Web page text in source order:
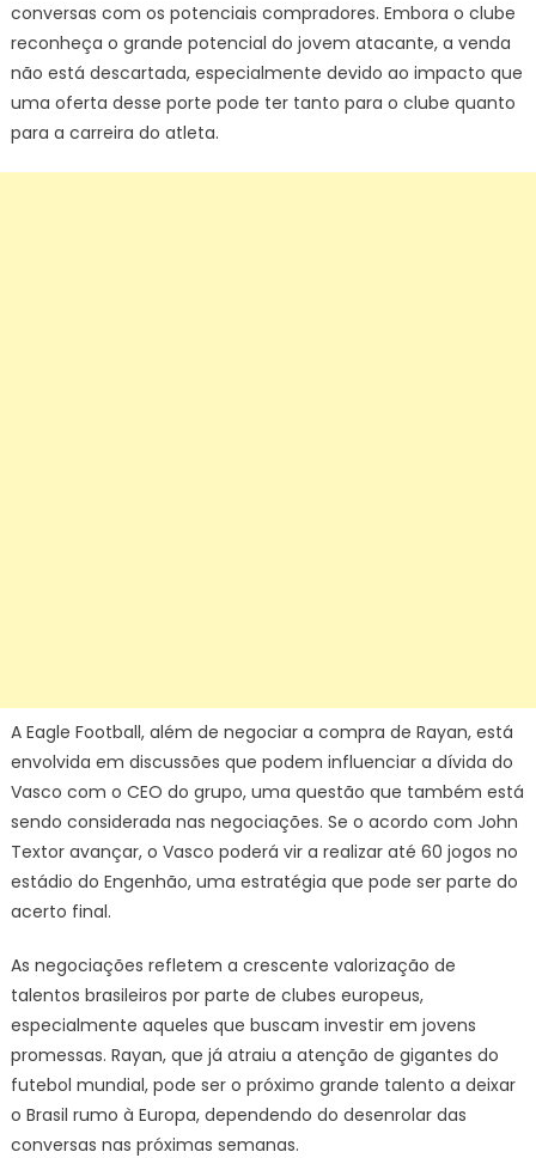
conversas com os potenciais compradores. Embora o clube
reconheça o grande potencial do jovem atacante, a venda
não está descartada, especialmente devido ao impacto que
uma oferta desse porte pode ter tanto para o clube quanto
para a carreira do atleta.
A Eagle Football, além de negociar a compra de Rayan, está
envolvida em discussões que podem influenciar a dívida do
Vasco com o CEO do grupo, uma questão que também está
sendo considerada nas negociações. Se o acordo com John
Textor avançar, o Vasco poderá vir a realizar até 60 jogos no
estádio do Engenhão, uma estratégia que pode ser parte do
acerto final.
As negociações refletem a crescente valorização de
talentos brasileiros por parte de clubes europeus,
especialmente aqueles que buscam investir em jovens
promessas. Rayan, que já atraiu a atenção de gigantes do
futebol mundial, pode ser o próximo grande talento a deixar
o Brasil rumo à Europa, dependendo do desenrolar das
conversas nas próximas semanas.